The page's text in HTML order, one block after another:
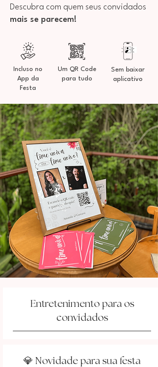
Descubra com quem seus convidados
mais se parecem!
Incluso no
App da
Festa
Um QR Code
para tudo
Sem baixar
aplicativo
Entretenimento para os
convidados
💎 Novidade para sua festa